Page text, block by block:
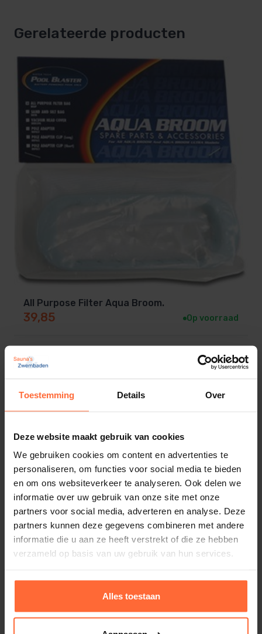
Toestemming Details Over
Deze website maakt gebruik van cookies
We gebruiken cookies om content en advertenties te
personaliseren, om functies voor social media te bieden
en om ons websiteverkeer te analyseren. Ook delen we
informatie over uw gebruik van onze site met onze
partners voor social media, adverteren en analyse. Deze
partners kunnen deze gegevens combineren met andere
informatie die u aan ze heeft verstrekt of die ze hebben
verzameld op basis van uw gebruik van hun services.
Alles toestaan
Gerelateerde producten
All Purpose Filter Aqua Broom.
39,85 Op voorraad